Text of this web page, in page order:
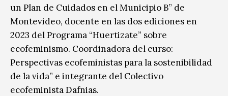
un Plan de Cuidados en el Municipio B” de
Montevideo, docente en las dos ediciones en
2023 del Programa “Huertizate” sobre
ecofeminismo. Coordinadora del curso:
Perspectivas ecofeministas para la sostenibilidad
de la vida” e integrante del Colectivo
ecofeminista Dafnias.